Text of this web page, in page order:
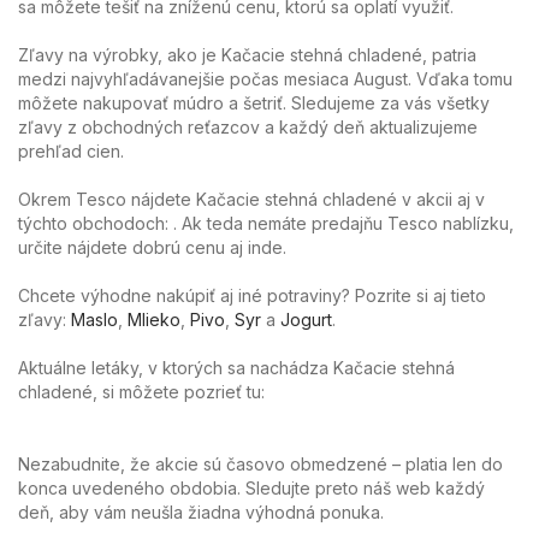
sa môžete tešiť na zníženú cenu, ktorú sa oplatí využiť.
Zľavy na výrobky, ako je Kačacie stehná chladené, patria
medzi najvyhľadávanejšie počas mesiaca August. Vďaka tomu
môžete nakupovať múdro a šetriť. Sledujeme za vás všetky
zľavy z obchodných reťazcov a každý deň aktualizujeme
prehľad cien.
Okrem Tesco nájdete Kačacie stehná chladené v akcii aj v
týchto obchodoch: . Ak teda nemáte predajňu Tesco nablízku,
určite nájdete dobrú cenu aj inde.
Chcete výhodne nakúpiť aj iné potraviny? Pozrite si aj tieto
zľavy: Maslo Mlieko Pivo Syr a Jogurt.
Aktuálne letáky, v ktorých sa nachádza Kačacie stehná
chladené, si môžete pozrieť tu:
Nezabudnite, že akcie sú časovo obmedzené – platia len do
konca uvedeného obdobia. Sledujte preto náš web každý
deň, aby vám neušla žiadna výhodná ponuka.